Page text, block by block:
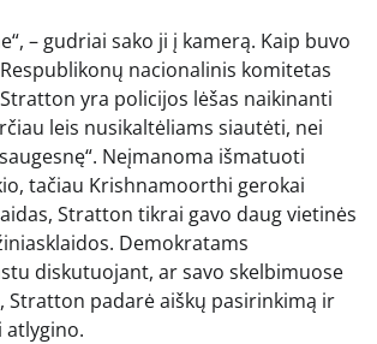
– gudriai sako ji į kamerą. Kaip buvo
nacionalinis komitetas
yra policijos lėšas naikinanti
leis nusikaltėliams siautėti, nei
Neįmanoma išmatuoti
tačiau Krishnamoorthi gerokai
Stratton tikrai gavo daug vietinės
Demokratams
diskutuojant, ar savo skelbimuose
Stratton padarė aiškų pasirinkimą ir
atlygino.